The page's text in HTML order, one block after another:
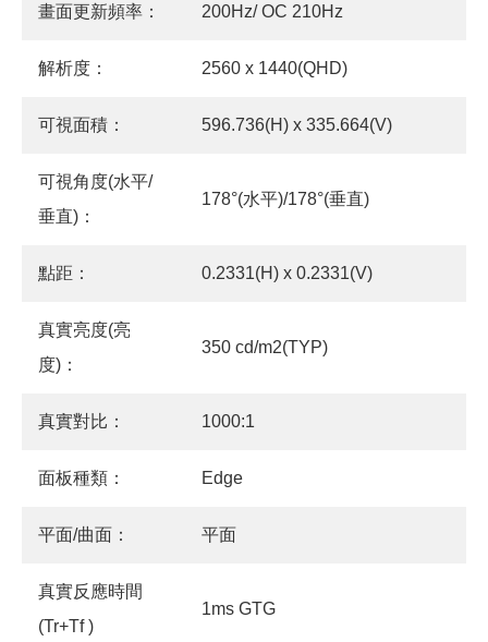
畫面更新頻率： 200Hz/ OC 210Hz
解析度： 2560 x 1440(QHD)
可視面積： 596.736(H) x 335.664(V)
可視角度(水平/
垂直)：
178°(水平)/178°(垂直)
點距： 0.2331(H) x 0.2331(V)
真實亮度(亮
度)：
350 cd/m2(TYP)
真實對比： 1000:1
面板種類： Edge
平面/曲面： 平面
真實反應時間
(Tr+Tf )
1ms GTG